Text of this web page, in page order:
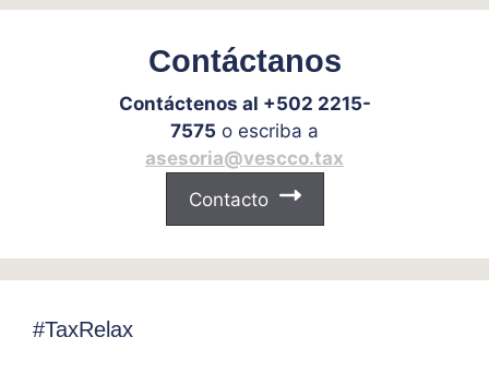
Contáctanos
Contáctenos al +502 2215-
7575 o escriba a
asesoria@vescco.tax
Contacto
#TaxRelax